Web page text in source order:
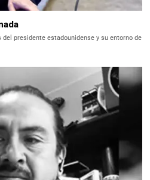
presidente estadounidense y su entorno de